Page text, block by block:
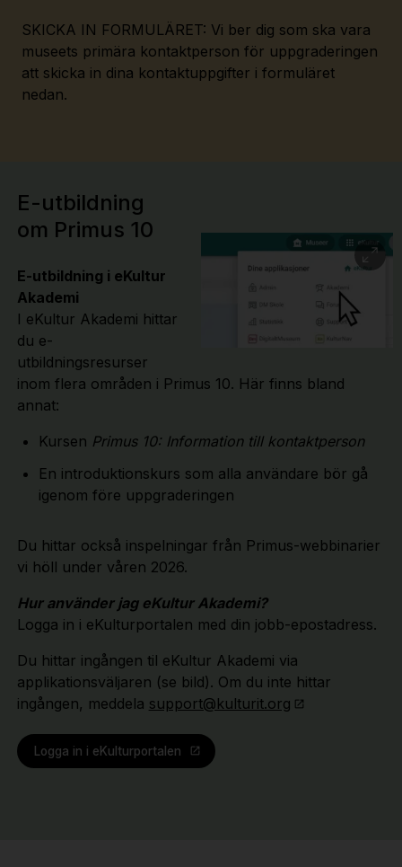
SKICKA IN FORMULÄRET: Vi ber dig som ska vara
museets primära kontaktperson för uppgraderingen
att skicka in dina kontaktuppgifter i formuläret
nedan.
E-utbildning
om Primus 10
E-utbildning i eKultur
Akademi
I eKultur Akademi hittar
du e-
utbildningsresurser
inom flera områden i Primus 10. Här finns bland
annat:
Kursen Primus 10: Information till kontaktperson
En introduktionskurs som alla användare bör gå
igenom före uppgraderingen
Du hittar också inspelningar från Primus-webbinarier
vi höll under våren 2026.
Hur använder jag eKultur Akademi?
Logga in i eKulturportalen med din jobb-epostadress.
Du hittar ingången til eKultur Akademi via
applikationsväljaren (se bild). Om du inte hittar
ingången, meddela support@kulturit.org
Logga in i eKulturportalen